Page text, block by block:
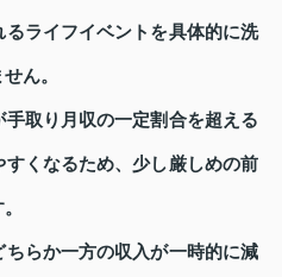
ライフイベントを具体的に洗
ん。
取り月収の一定割合を超える
くなるため、少し厳しめの前
らか一方の収入が一時的に減